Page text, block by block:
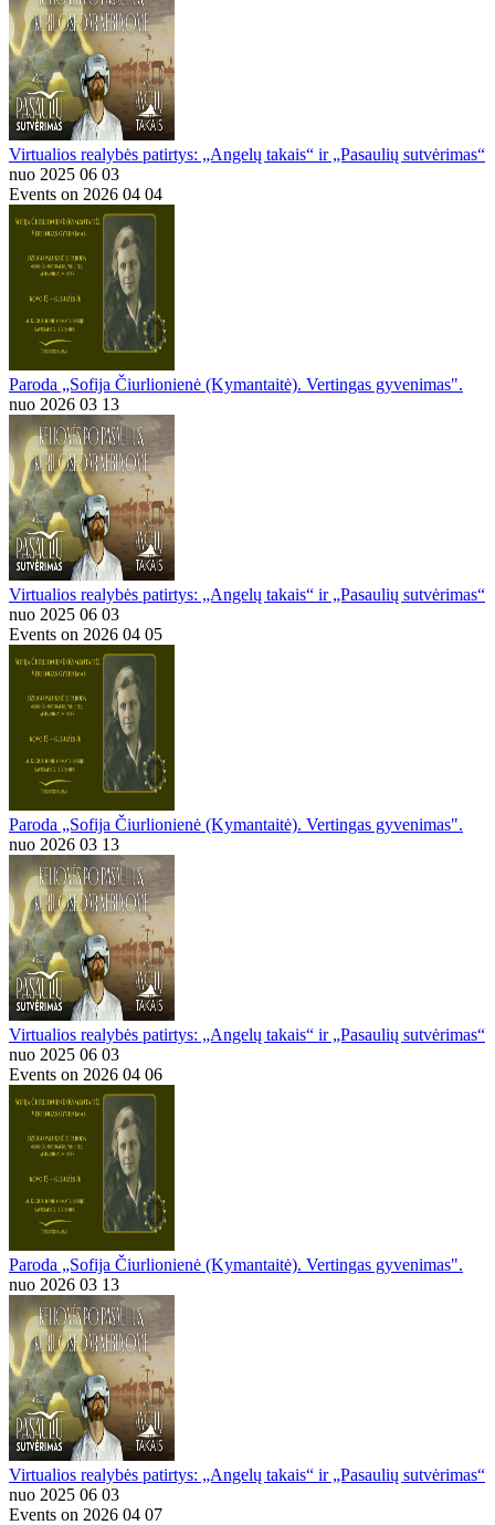
Virtualios realybės patirtys: „Angelų takais“ ir „Pasaulių sutvėrimas“
nuo 2025 06 03
Events on 2026 04 04
Paroda „Sofija Čiurlionienė (Kymantaitė). Vertingas gyvenimas".
nuo 2026 03 13
Virtualios realybės patirtys: „Angelų takais“ ir „Pasaulių sutvėrimas“
nuo 2025 06 03
Events on 2026 04 05
Paroda „Sofija Čiurlionienė (Kymantaitė). Vertingas gyvenimas".
nuo 2026 03 13
Virtualios realybės patirtys: „Angelų takais“ ir „Pasaulių sutvėrimas“
nuo 2025 06 03
Events on 2026 04 06
Paroda „Sofija Čiurlionienė (Kymantaitė). Vertingas gyvenimas".
nuo 2026 03 13
Virtualios realybės patirtys: „Angelų takais“ ir „Pasaulių sutvėrimas“
nuo 2025 06 03
Events on 2026 04 07